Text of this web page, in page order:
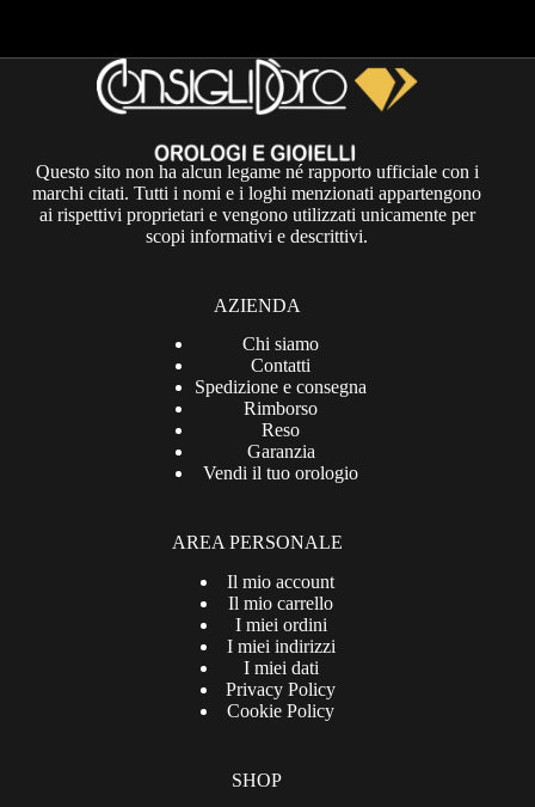
Questo sito non ha alcun legame né rapporto ufficiale con i
marchi citati. Tutti i nomi e i loghi menzionati appartengono
ai rispettivi proprietari e vengono utilizzati unicamente per
scopi informativi e descrittivi.
AZIENDA
Chi siamo
Contatti
Spedizione e consegna
Rimborso
Reso
Garanzia
Vendi il tuo orologio
AREA PERSONALE
Il mio account
Il mio carrello
I miei ordini
I miei indirizzi
I miei dati
Privacy Policy
Cookie Policy
SHOP